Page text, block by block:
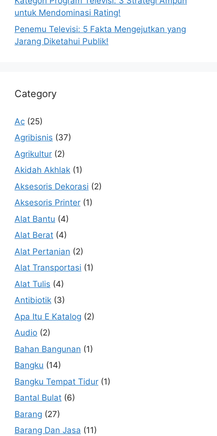
untuk Mendominasi Rating!
Penemu Televisi: 5 Fakta Mengejutkan yang
Jarang Diketahui Publik!
Category
Ac (25)
Agribisnis (37)
Agrikultur (2)
Akidah Akhlak (1)
Aksesoris Dekorasi (2)
Aksesoris Printer (1)
Alat Bantu (4)
Alat Berat (4)
Alat Pertanian (2)
Alat Transportasi (1)
Alat Tulis (4)
Antibiotik (3)
Apa Itu E Katalog (2)
Audio (2)
Bahan Bangunan (1)
Bangku (14)
Bangku Tempat Tidur (1)
Bantal Bulat (6)
Barang (27)
Barang Dan Jasa (11)